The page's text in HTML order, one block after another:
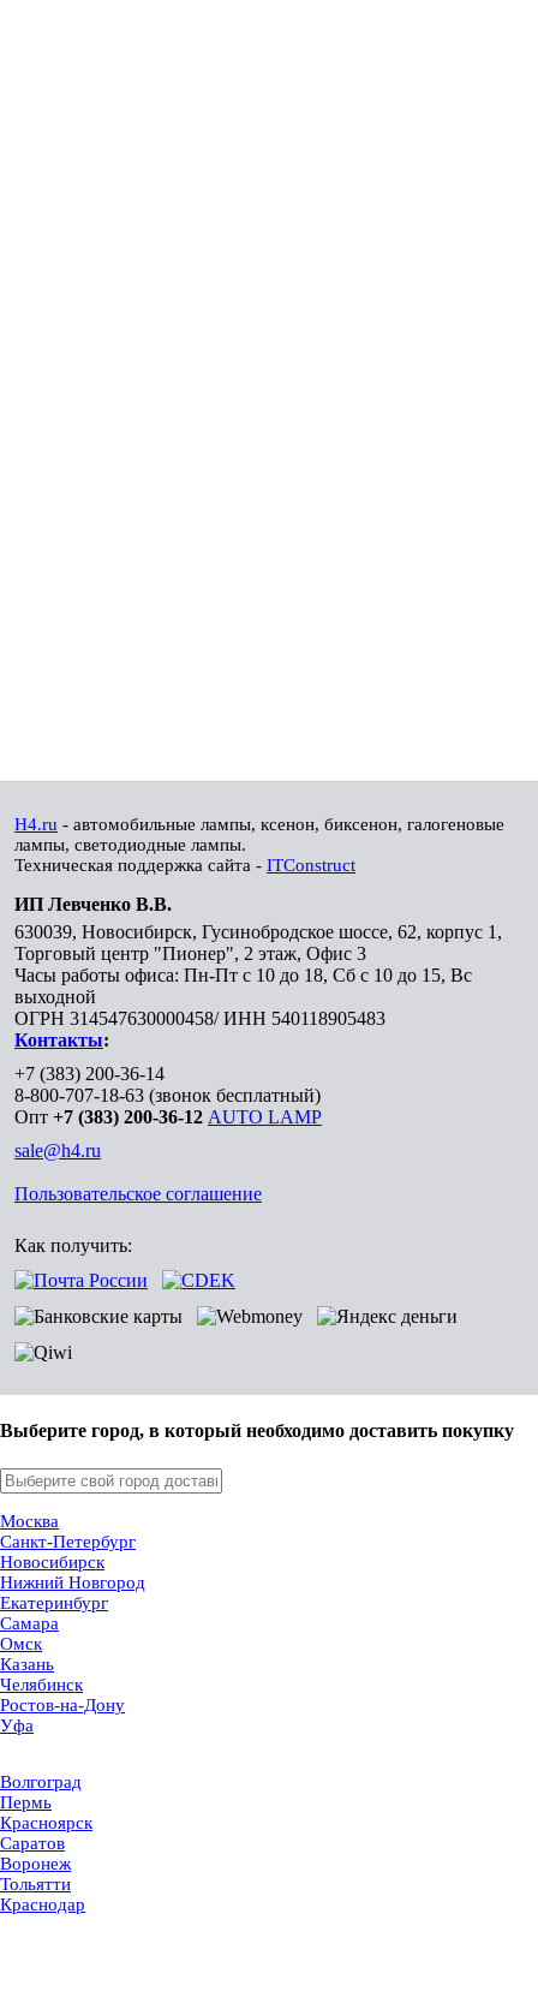
H4.ru - автомобильные лампы, ксенон, биксенон, галогеновые
лампы, светодиодные лампы.
Техническая поддержка сайта - ITConstruct
ИП Левченко В.В.
630039, Новосибирск, Гусинобродское шоссе, 62, корпус 1,
Торговый центр "Пионер", 2 этаж, Офис 3
Часы работы офиса: Пн-Пт с 10 до 18, Сб с 10 до 15, Вс
выходной
ОГРН 314547630000458/ ИНН 540118905483
Контакты:
+7 (383) 200-36-14
8-800-707-18-63 (звонок бесплатный)
Опт +7 (383) 200-36-12 AUTO LAMP
sale@h4.ru
Пользовательское соглашение
Как получить:
Выберите город, в который необходимо доставить покупку
Москва
Санкт-Петербург
Новосибирск
Нижний Новгород
Екатеринбург
Самара
Омск
Казань
Челябинск
Ростов-на-Дону
Уфа
Волгоград
Пермь
Красноярск
Саратов
Воронеж
Тольятти
Краснодар